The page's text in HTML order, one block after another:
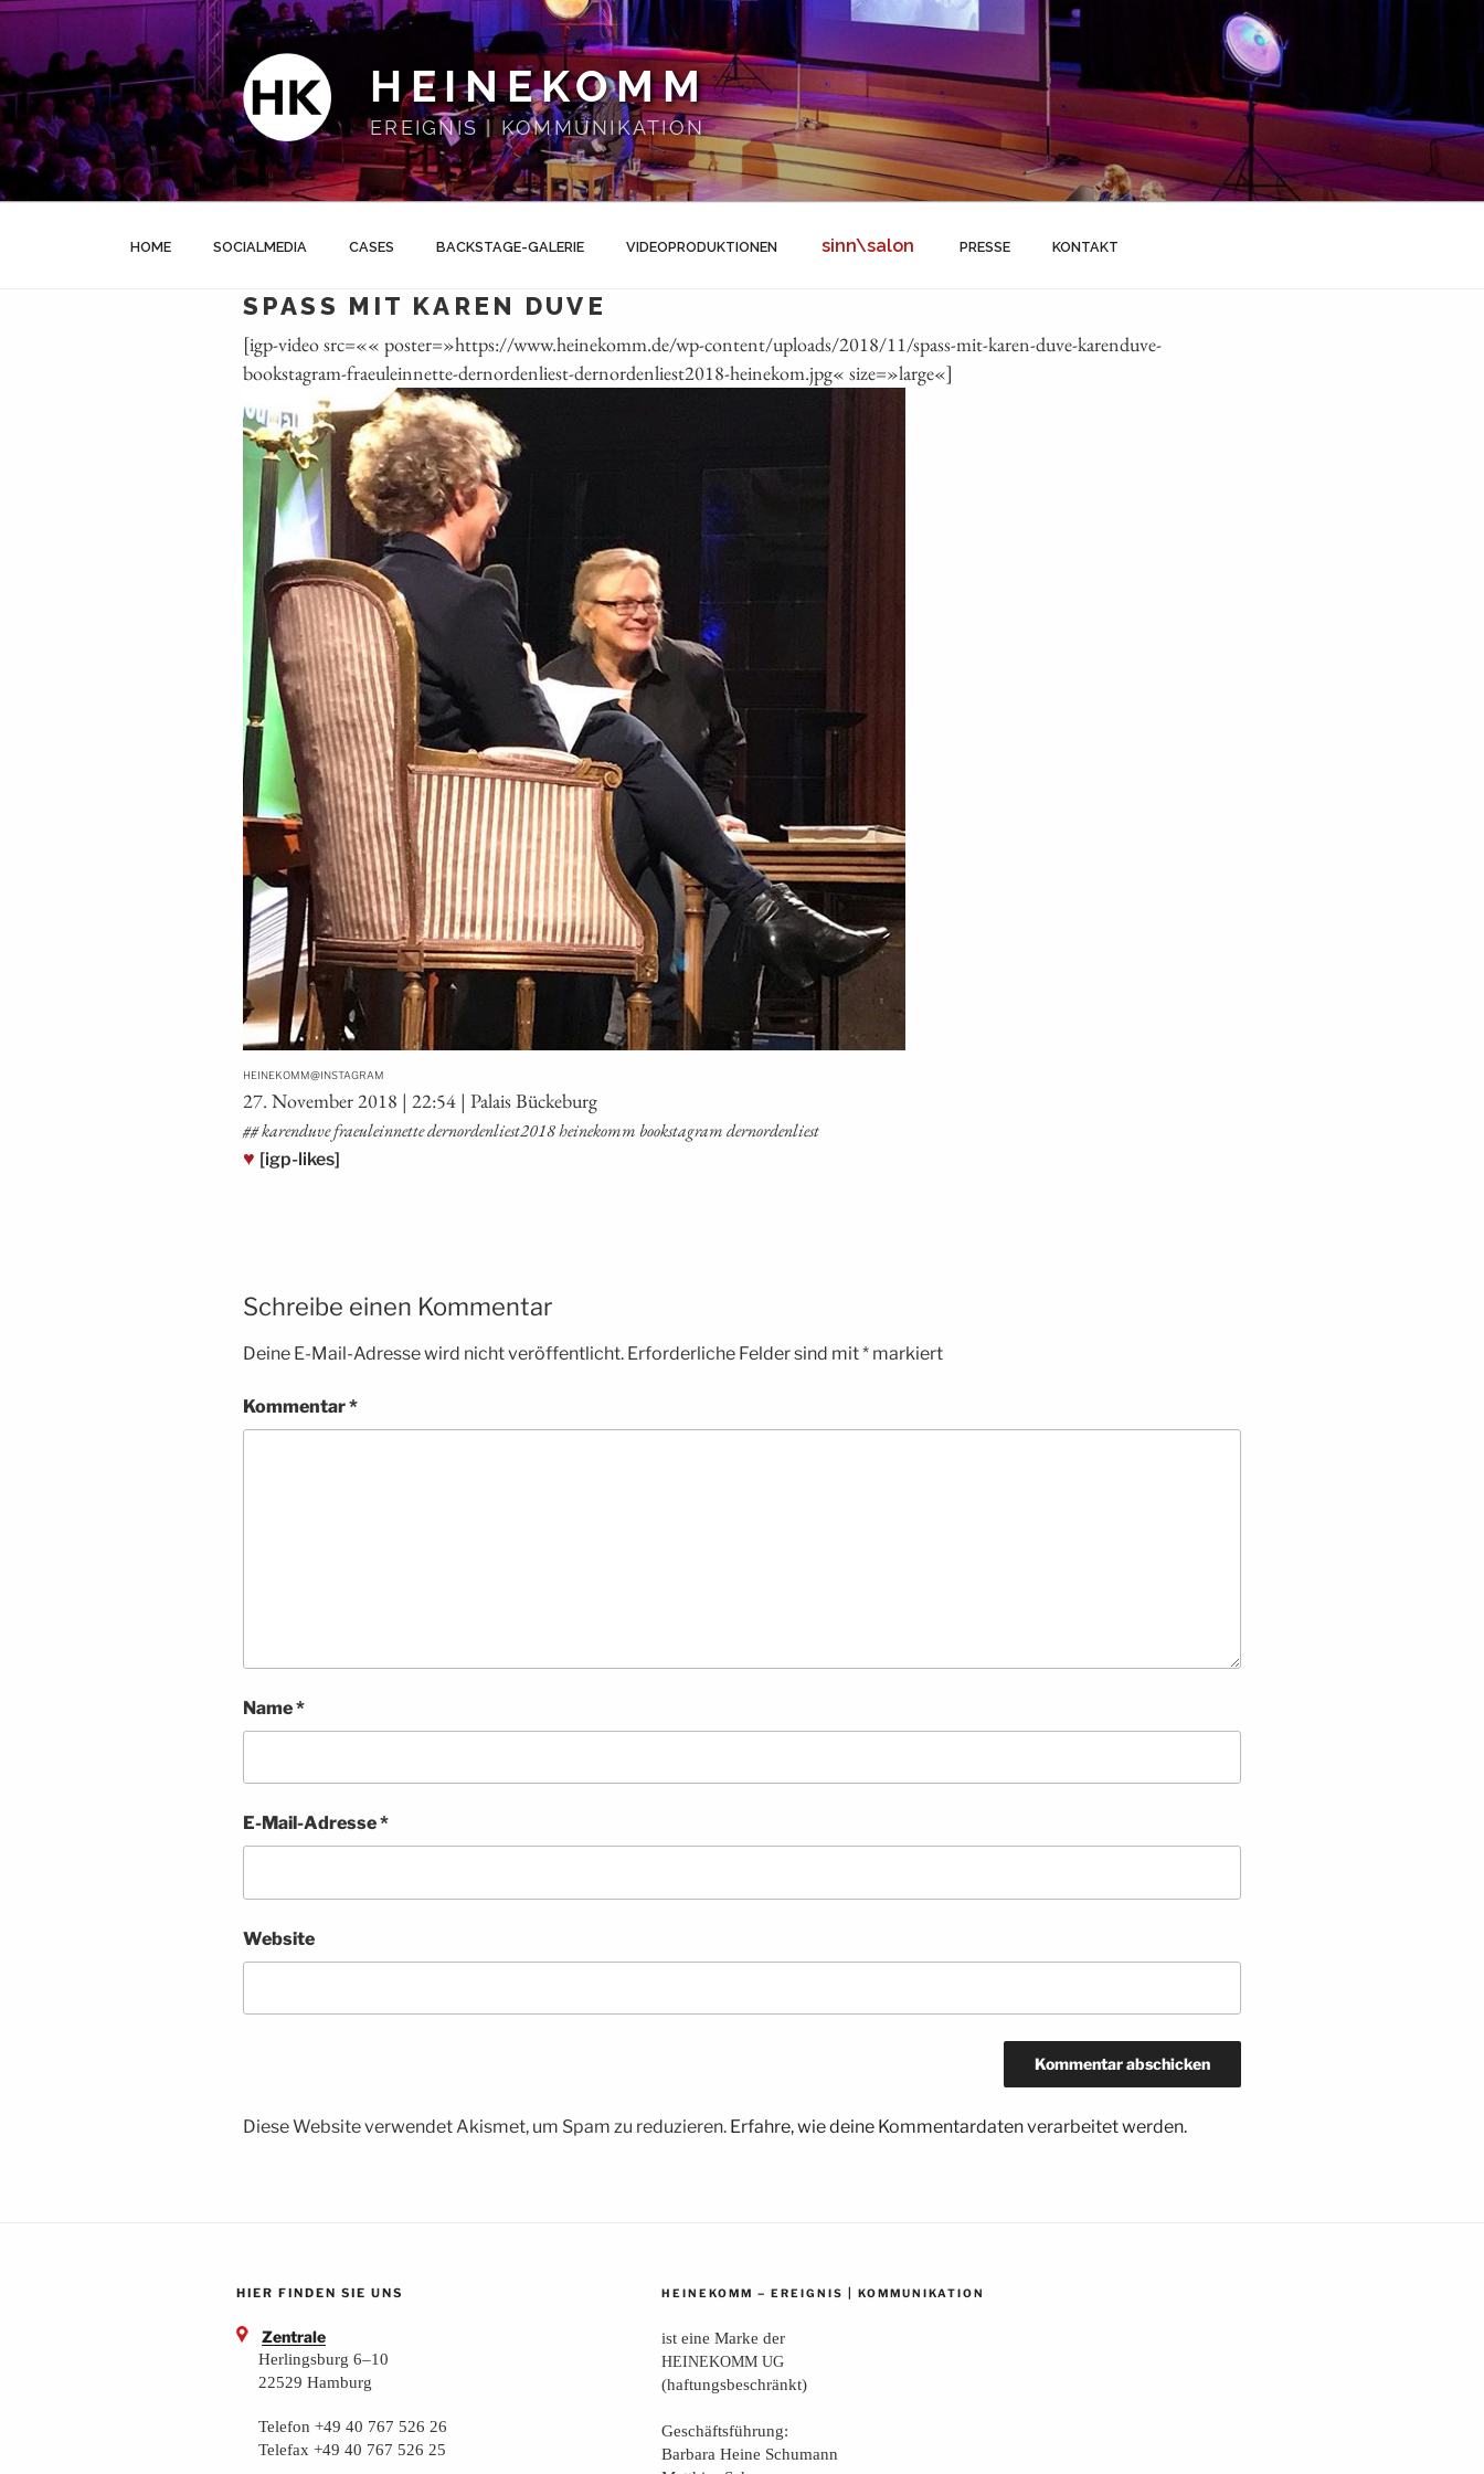
Zum
springen
HEINEKOMM
EREIGNIS | KOMMUNIKATION
HOME SOCIALMEDIA CASES BACKSTAGE-GALERIE VIDEOPRODUKTIONEN sinn\salon PRESSE KONTAKT
SPASS MIT KAREN DUVE
[igp-video src=«« poster=»https://www.heinekomm.de/wp-content/uploads/2018/11/spass-mit-karen-duve-karenduve-
bookstagram-fraeuleinnette-dernordenliest-dernordenliest2018-heinekom.jpg« size=»large«]
HEINEKOMM@INSTAGRAM
27. Novem­ber 2018 | 22:54 | Palais Bückeburg
## karen­duve fraeulein­net­te dernordenliest2018 hei­ne­komm booksta­gram dernordenliest
♥ [igp-likes]
Schreibe einen Kommentar
Deine E-Mail-Adresse wird nicht veröffentlicht. Erforderliche Felder sind mit* markiert
Kommentar*
Name*
E-Mail-Adresse*
Website
Diese Website verwendet Akismet, um Spam zu reduzieren. Erfahre, wie deine Kommentardaten verarbeitet werden.
HIER FINDEN SIE UNS
Zentrale
Herlingsburg 6–10
22529 Hamburg
Telefon +49 40 767 526 26
Telefax +49 40 767 526 25
HEINEKOMM – EREIGNIS KOMMUNIKATION
ist eine Mar­ke der
HEINEKOMM UG
(haf­tungs­be­schränkt)
Geschäfts­füh­rung:
Bar­ba­ra Hei­ne Schumann